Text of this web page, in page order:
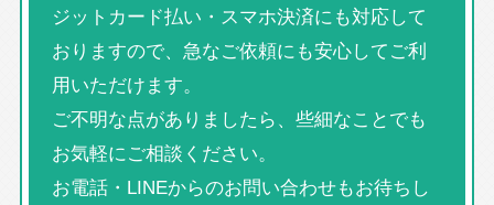
ジットカード払い・スマホ決済にも対応して
おりますので、急なご依頼にも安心してご利
用いただけます。
ご不明な点がありましたら、些細なことでも
お気軽にご相談ください。
お電話・LINEからのお問い合わせもお待ちし